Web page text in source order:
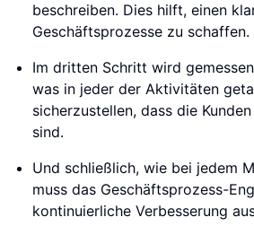
beschreiben. Dies hilft, einen
Geschäftsprozesse zu schaffen.
Im dritten Schritt wird
was in jeder der Aktivitäten
sicherzustellen, dass die
sind.
Und schließlich, wie bei jedem
muss das Geschäftsprozess-
kontinuierliche Verbesserung